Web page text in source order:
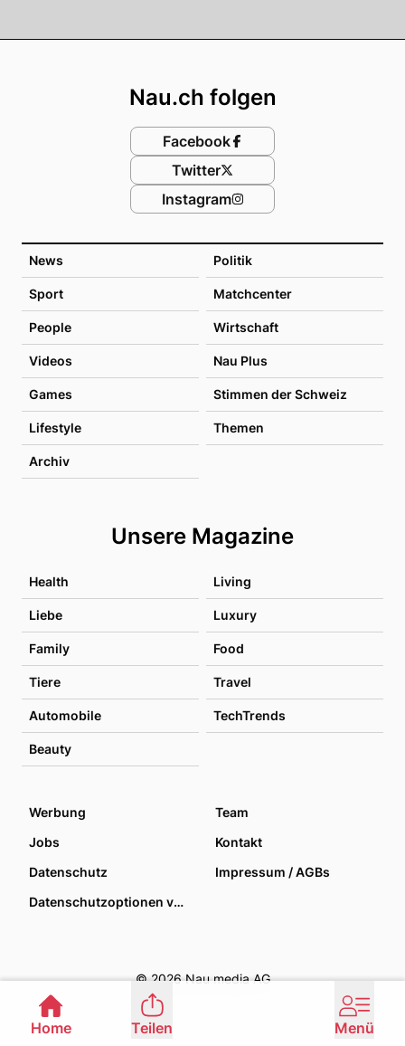
News Politik
Sport Matchcenter
People Wirtschaft
Videos Nau Plus
Games Stimmen der Schweiz
Lifestyle Themen
Archiv
Unsere Magazine
Health Living
Liebe Luxury
Family Food
Tiere Travel
Automobile TechTrends
Beauty
Nau.ch folgen
Facebook
Twitter
Instagram
Werbung
Team
Jobs
Kontakt
Datenschutz
Impressum / AGBs
Datenschutzoptionen verwalten
© 2026 Nau media AG
Home Teilen Menü